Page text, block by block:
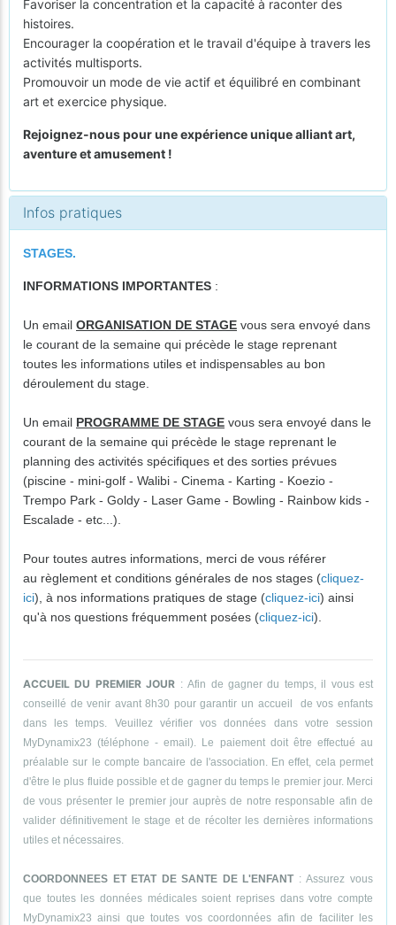
Favoriser la concentration et la capacité à raconter des
histoires.
Encourager la coopération et le travail d'équipe à travers les
activités multisports.
Promouvoir un mode de vie actif et équilibré en combinant
art et exercice physique.
Rejoignez-nous pour une expérience unique alliant art,
aventure et amusement !
Infos pratiques
STAGES.
INFORMATIONS IMPORTANTES :
Un email ORGANISATION DE STAGE vous sera envoyé dans
le courant de la semaine qui précède le stage reprenant
toutes les informations utiles et indispensables au bon
déroulement du stage.
Un email PROGRAMME DE STAGE vous sera envoyé dans le
courant de la semaine qui précède le stage reprenant le
planning des activités spécifiques et des sorties prévues
(piscine - mini-golf - Walibi - Cinema - Karting - Koezio -
Trempo Park - Goldy - Laser Game - Bowling - Rainbow kids -
Escalade - etc...).
Pour toutes autres informations, merci de vous référer
au règlement et conditions générales de nos stages (cliquez-
ici), à nos informations pratiques de stage (cliquez-ici) ainsi
qu'à nos questions fréquemment posées (cliquez-ici).
ACCUEIL DU PREMIER JOUR : Afin de gagner du temps, il vous est
conseillé de venir avant 8h30 pour garantir un accueil de vos enfants
dans les temps. Veuillez vérifier vos données dans votre session
MyDynamix23 (téléphone - email). Le paiement doit être effectué au
préalable sur le compte bancaire de l'association. En effet, cela permet
d'être le plus fluide possible et de gagner du temps le premier jour. Merci
de vous présenter le premier jour auprès de notre responsable afin de
valider définitivement le stage et de récolter les dernières informations
utiles et nécessaires.
COORDONNEES ET ETAT DE SANTE DE L'ENFANT: Assurez vous
que toutes les données médicales soient reprises dans votre compte
MyDynamix23 ainsi que toutes vos coordonnées afin de faciliter les